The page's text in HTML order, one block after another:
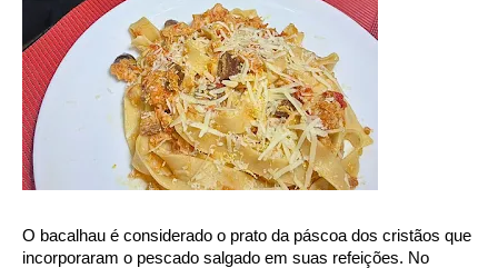
O bacalhau é considerado o prato da páscoa dos cristãos que
incorporaram o pescado salgado em suas refeições. No